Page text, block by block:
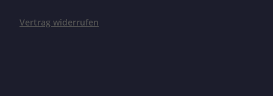
Vertrag widerrufen